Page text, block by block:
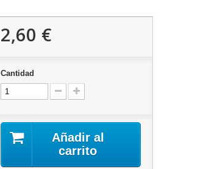
2,60 €
Cantidad
Añadir al
carrito